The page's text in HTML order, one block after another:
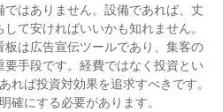
ではありません。設備であれば、丈
して安ければいいかも知れません。
板は広告宣伝ツールであり、集客の
要手段です。経費ではなく投資とい
れば投資対効果を追求すべきです。
確にする必要があります。